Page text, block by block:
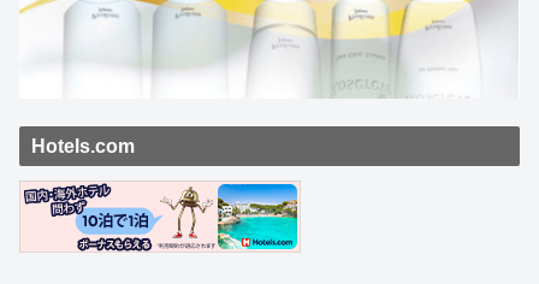
Hotels.com